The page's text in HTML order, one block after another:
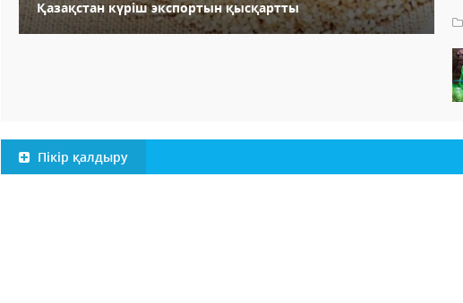
Қазақстан күріш экспортын қысқартты
Пікір қалдыру